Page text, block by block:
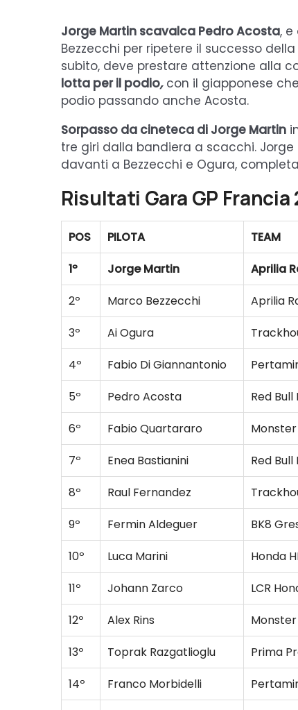
Jorge Martin scavalca Pedro Acosta, e
Bezzecchi per ripetere il successo
subito, deve prestare attenzione alla
lotta per il podio,con il giapponese
podio passando anche Acosta.
Sorpasso da cineteca di Jorge Martin
tre giri dalla bandiera a scacchi.
davanti a Bezzecchi e Ogura,
Risultati Gara GP Francia
POS PILOTA TEAM
1º
Jorge Martin Aprilia
2º
Marco Bezzecchi Aprilia
3º
Ai Ogura
4º
Fabio Di Giannantonio
5º
Pedro Acosta Red
6º
Fabio Quartararo
7º
Enea Bastianini Red
8º
Raul Fernandez
9º
Fermin Aldeguer BK8
10º
Luca Marini Honda
11º
Johann Zarco LCR
12º
Alex Rins
13º
Toprak Razgatlioglu Prima
14º
Franco Morbidelli